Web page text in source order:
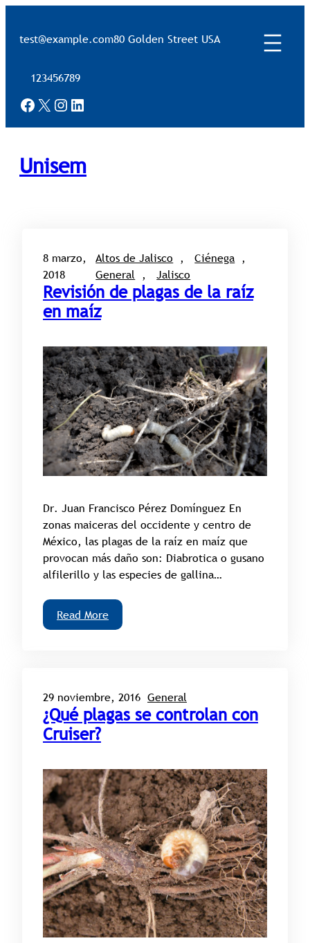
contenido
test@example.com80 Golden Street USA
123456789
Facebook
X Instagram
LinkedIn
Unisem
8 marzo,
2018
Altos de Jalisco , Ciénega
General , Jalisco
Revisión de plagas de la raíz
en maíz
Dr. Juan Francisco Pérez Domínguez En
zonas maiceras del occidente y centro de
México, las plagas de la raíz en maíz que
provocan más daño son: Diabrotica o gusano
alfilerillo y las especies de gallina…
Read More
29 noviembre, 2016 General
¿Qué plagas se controlan con
Cruiser?